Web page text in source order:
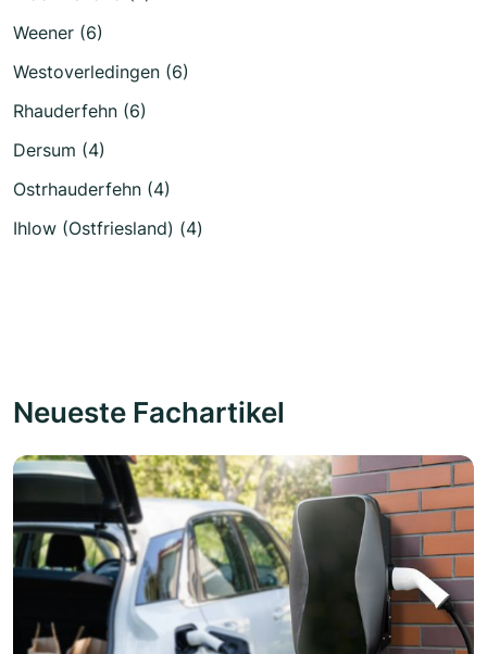
Weener (6)
Westoverledingen (6)
Rhauderfehn (6)
Dersum (4)
Ostrhauderfehn (4)
Ihlow (Ostfriesland) (4)
Neueste Fachartikel